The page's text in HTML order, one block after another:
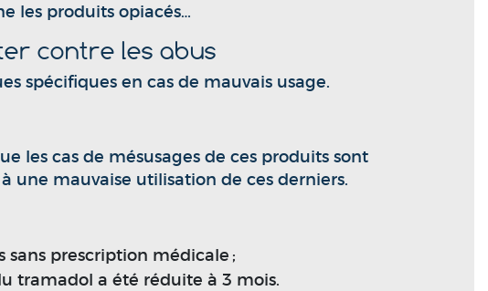
les produits opiacés…
contre les abus
spécifiques en cas de mauvais usage.
les cas de mésusages de ces produits sont
une mauvaise utilisation de ces derniers.
prescription médicale ;
tramadol a été réduite à 3 mois.